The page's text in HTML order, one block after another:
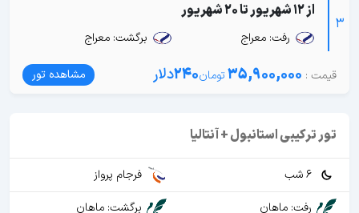
3
از 12 شهریور تا 20 شهریور
رفت: معراج برگشت: معراج
35,900,000
240دلار مشاهده تور
تور ترکیبی استانبول + آنتالیا
6 شب
فرجام پرواز
رفت: ماهان
برگشت: ماهان